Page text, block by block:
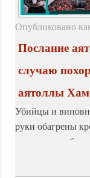
Опубликовано
Послание
случаю
аятоллы
Убийцы и
руки обагрены
командиров,
уйдут от
никогда не